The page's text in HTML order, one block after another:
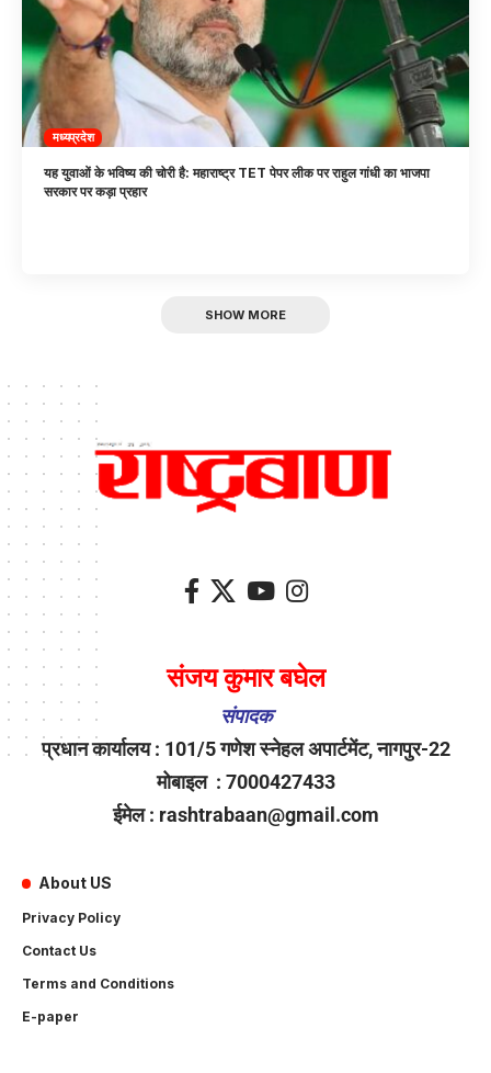
मध्यप्रदेश
यह युवाओं के भविष्य की चोरी है: महाराष्ट्र TET पेपर लीक पर राहुल गांधी का भाजपा
सरकार पर कड़ा प्रहार
SHOW MORE
संजय कुमार बघेल
संपादक
प्रधान कार्यालय : 101/5 गणेश स्नेहल अपार्टमेंट, नागपुर-22
मोबाइल : 7000427433
ईमेल : rashtrabaan@gmail.com
About US
Privacy Policy
Contact Us
Terms and Conditions
E-paper